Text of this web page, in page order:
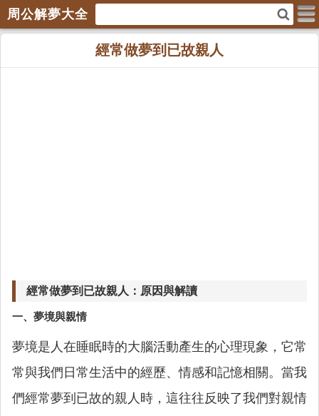
周公解夢大全
經常做夢到已故親人
經常做夢到已故親人：原因與解讀
一、夢境與親情
夢境是人在睡眠時的大腦活動產生的心理現象，它常
常與我們日常生活中的經歷、情感和記憶相關。當我
們經常夢到已故的親人時，這往往反映了我們對親情